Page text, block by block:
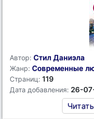
Автор: Стил Даниэла
Жанр: Современные
Страниц: 119
Дата добавления: 26-
Читать